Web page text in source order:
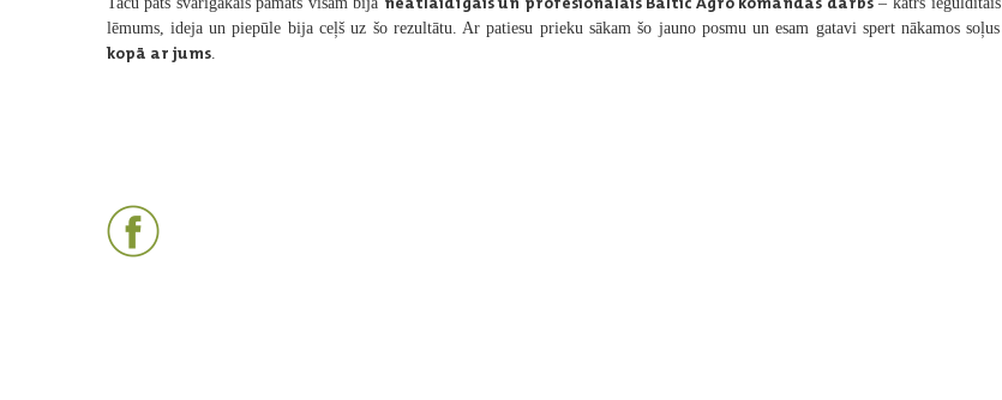
lēmums, ideja un piepūle bija ceļš uz šo rezultātu. Ar patiesu prieku sākam šo jauno posmu un esam gatavi spert nākamos soļus
kopā ar jums.